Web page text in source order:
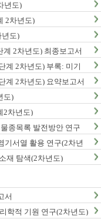
년도)
2차년도)
년도)
2차년도) 최종보고서
계 2차년도) 부록: 미기
계 2차년도) 요약보고서
도)
2차년도)
종목록 발전방안 연구
기서열 활용 연구(2차년
재 탐색(2차년도)
서
학적 기원 연구(2차년도)